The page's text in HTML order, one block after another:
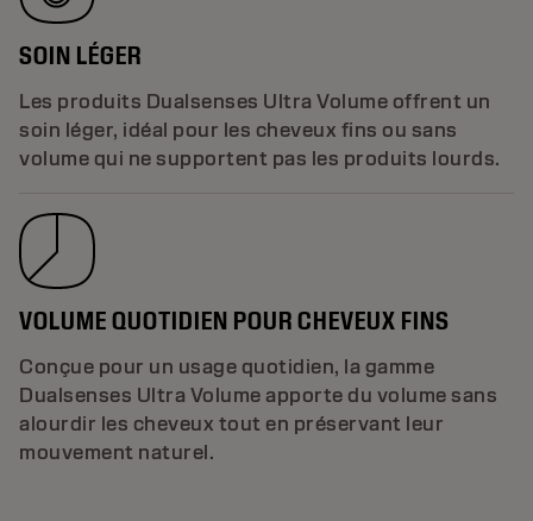
SOIN LÉGER
Les produits Dualsenses Ultra Volume offrent un
soin léger, idéal pour les cheveux fins ou sans
volume qui ne supportent pas les produits lourds.
VOLUME QUOTIDIEN POUR CHEVEUX FINS
Conçue pour un usage quotidien, la gamme
Dualsenses Ultra Volume apporte du volume sans
alourdir les cheveux tout en préservant leur
mouvement naturel.